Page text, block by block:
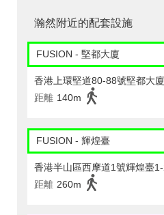
瀚然附近的配套設施
FUSION - 堅都大廈
香港上環堅道80-88號堅都大
距離 140m
FUSION - 輝煌臺
香港半山區西摩道1號輝煌臺
距離 260m